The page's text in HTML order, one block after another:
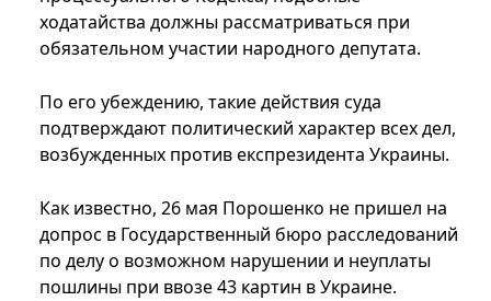
ходатайства должны рассматриваться при
обязательном участии народного депутата.
По его убеждению, такие действия суда
подтверждают политический характер всех дел,
возбужденных против експрезидента Украины.
Как известно, 26 мая Порошенко не пришел на
допрос в Государственный бюро расследований
по делу о возможном нарушении и неуплаты
пошлины при ввозе 43 картин в Украине.